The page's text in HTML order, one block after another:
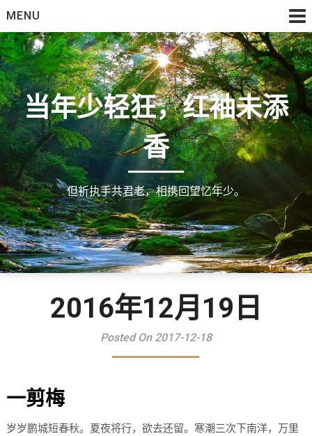
to
content
MENU
当年少轻狂，红袖未添
香
但祈执手共君老，相携回望忆年少。
2016年12月19日
Posted On 2017-12-18
一剪梅
岁岁鹏城短春秋。夏夜将行，欲去还留。寒潮三次下南洋，万里